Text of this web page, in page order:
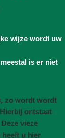
wijze wordt uw
is er niet
zo wordt wordt
ontstaat
vieze
heeft u hier